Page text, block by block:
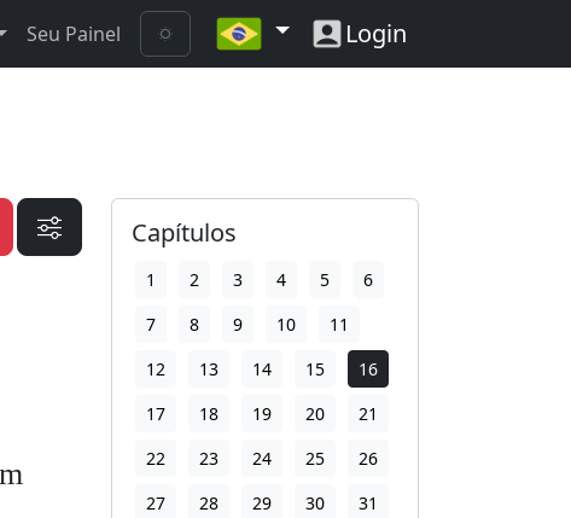
Seu Painel Login
Capítulos
1 2 3 4 5
6
7
8 9 10
11
12
13 14 15
16
17
18 19 20
21
22
23 24 25
26
27
28 29 30
31